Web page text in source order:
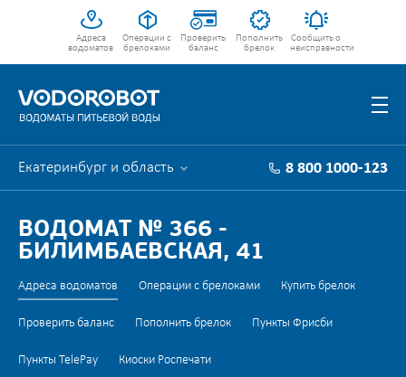
Адреса
водоматов
Операции с
брелоками
Проверить
баланс
Пополнить
брелок
Сообщить о
неисправности
Екатеринбург и область 8 800 1000-123
ВОДОМАТ № 366 -
БИЛИМБАЕВСКАЯ, 41
Адреса водоматов Операции с брелоками Купить брелок
Проверить баланс Пополнить брелок Пункты Фрисби
Пункты TelePay Киоски Роспечати